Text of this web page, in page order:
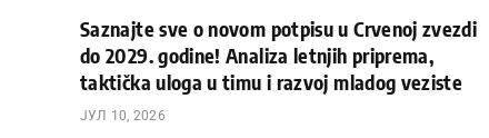
Saznajte sve o novom potpisu u Crvenoj zvezdi
do 2029. godine! Analiza letnjih priprema,
taktička uloga u timu i razvoj mladog veziste
ЈУЛ 10, 2026